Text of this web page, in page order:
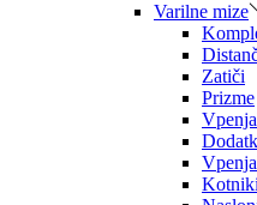
Varilne mize
Zatiči
Prizme
Kotniki